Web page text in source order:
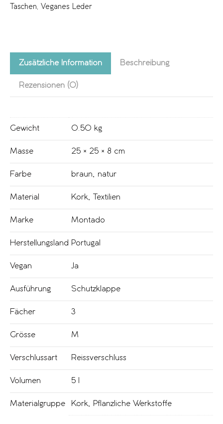
Taschen, Veganes Leder
Zusätzliche Information Beschreibung
Rezensionen (0)
Gewicht 0.50 kg
Masse 25 × 25 × 8 cm
Farbe braun natur
Material Kork Textilien
Marke Montado
Herstellungsland Portugal
Vegan Ja
Ausführung Schutzklappe
Fächer 3
Grösse M
Verschlussart Reissverschluss
Volumen 5 l
Materialgruppe Kork Pflanzliche Werkstoffe